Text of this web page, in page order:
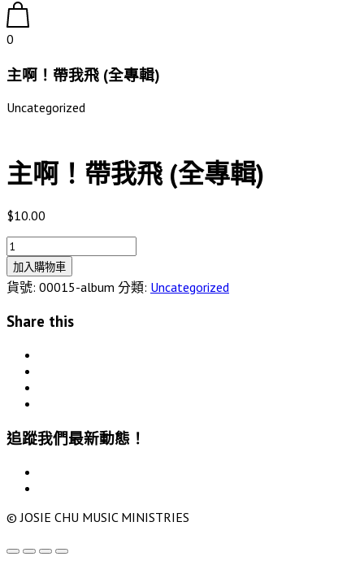
0
主啊！帶我飛 (全專輯)
Uncategorized
主啊！帶我飛 (全專輯)
$10.00
主
啊！
帶
飛
加入購物車
貨號: 00015-album 分類: Uncategorized
Share this
追蹤我們最新動態！
© JOSIE CHU MUSIC MINISTRIES